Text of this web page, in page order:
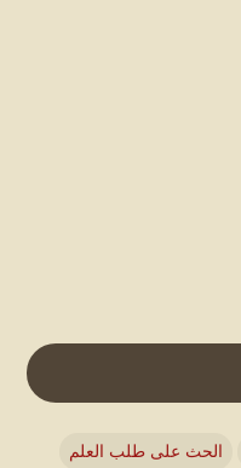
الحث على طلب العلم